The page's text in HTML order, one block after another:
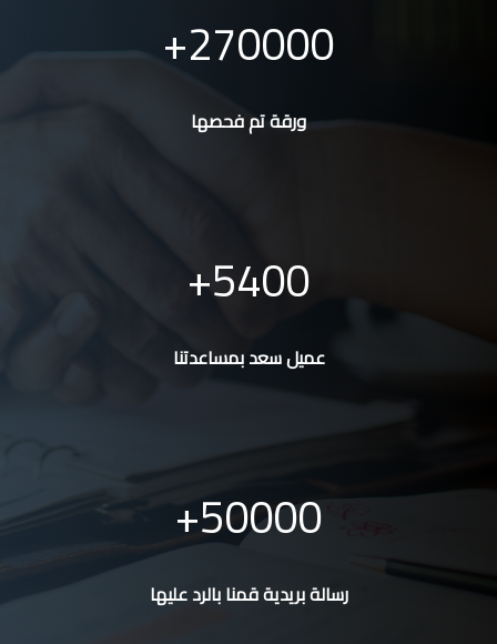
270000
ورقة تم فحصها
5400
عميل سعد بمساعدتنا
50000
رسالة بريدية قمنا بالرد عليها